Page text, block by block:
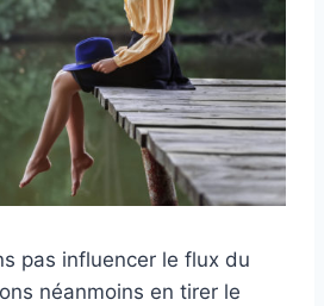
pas influencer le flux du
néanmoins en tirer le